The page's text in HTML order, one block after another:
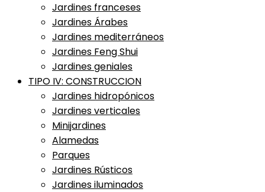
Jardines franceses
Jardines Árabes
Jardines mediterráneos
Jardines Feng Shui
Jardines geniales
TIPO IV: CONSTRUCCION
Jardines hidropónicos
Jardines verticales
Minijardines
Alamedas
Parques
Jardines Rústicos
Jardines iluminados